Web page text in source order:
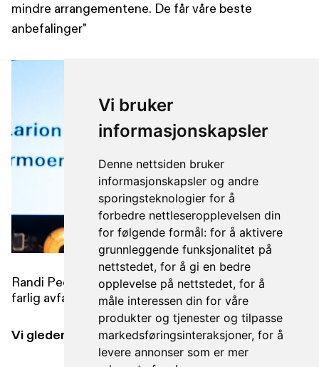
Vi bruker
informasjonskapsler
Denne nettsiden bruker
informasjonskapsler og andre
sporingsteknologier for å
forbedre nettleseropplevelsen din
for følgende formål: for å aktivere
grunnleggende funksjonalitet på
nettstedet, for å gi en bedre
opplevelse på nettstedet, for å
måle interessen din for våre
produkter og tjenester og tilpasse
markedsføringsinteraksjoner, for å
levere annonser som er mer
mindre arrangementene. De får våre beste
anbefalinger"
Randi Pedersen, Generalsekretær, Norsk forening
farlig avfall • NFFA
Vi gleder oss allerede til neste arrangement!